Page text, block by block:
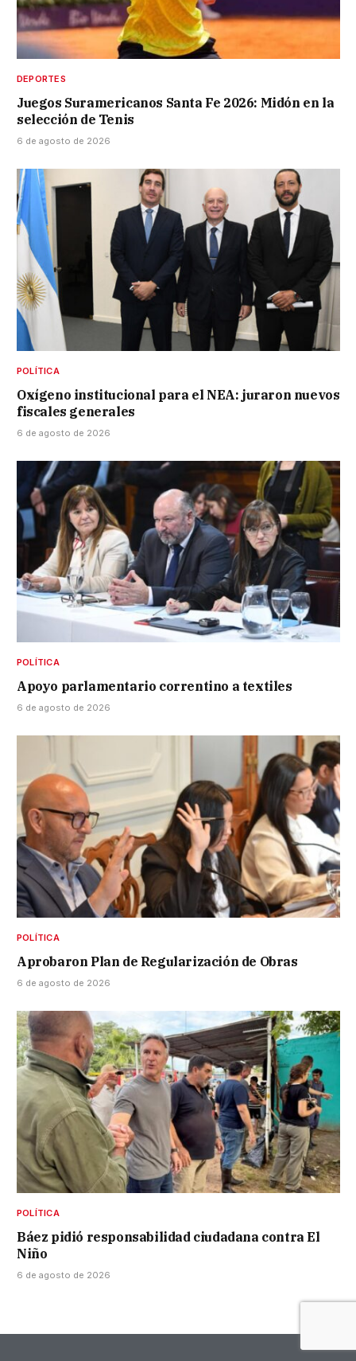
DEPORTES
Juegos Suramericanos Santa Fe 2026: Midón en la
selección de Tenis
6 de agosto de 2026
POLÍTICA
Oxígeno institucional para el NEA: juraron nuevos
fiscales generales
6 de agosto de 2026
POLÍTICA
Apoyo parlamentario correntino a textiles
6 de agosto de 2026
POLÍTICA
Aprobaron Plan de Regularización de Obras
6 de agosto de 2026
POLÍTICA
Báez pidió responsabilidad ciudadana contra El
Niño
6 de agosto de 2026